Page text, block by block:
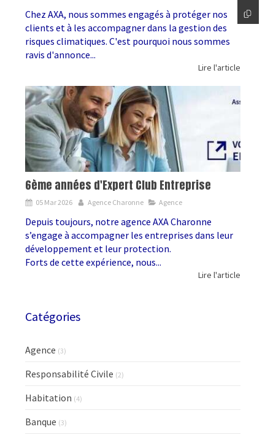
Chez AXA, nous sommes engagés à protéger nos
clients et à les accompagner dans la gestion des
risques climatiques. C'est pourquoi nous sommes
ravis d'annonce...
Lire l'article
6ème années d'Expert Club Entreprise
05 Mar 2026 Agence Charonne Agence
Depuis toujours, notre agence AXA Charonne
s’engage à accompagner les entreprises dans leur
développement et leur protection.
Forts de cette expérience, nous...
Lire l'article
Catégories
Agence (3)
Responsabilité Civile (2)
Habitation (4)
Banque (3)